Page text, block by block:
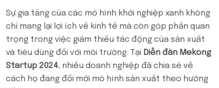
Sự gia tăng của các mô hình khởi nghiệp xanh không
chỉ mang lại lợi ích về kinh tế mà còn góp phần quan
trọng trong việc giảm thiểu tác động của sản xuất
và tiêu dùng đối với môi trường. Tại Diễn đàn Mekong
Startup 2024, nhiều doanh nghiệp đã chia sẻ về
cách họ đang đổi mới mô hình sản xuất theo hướng